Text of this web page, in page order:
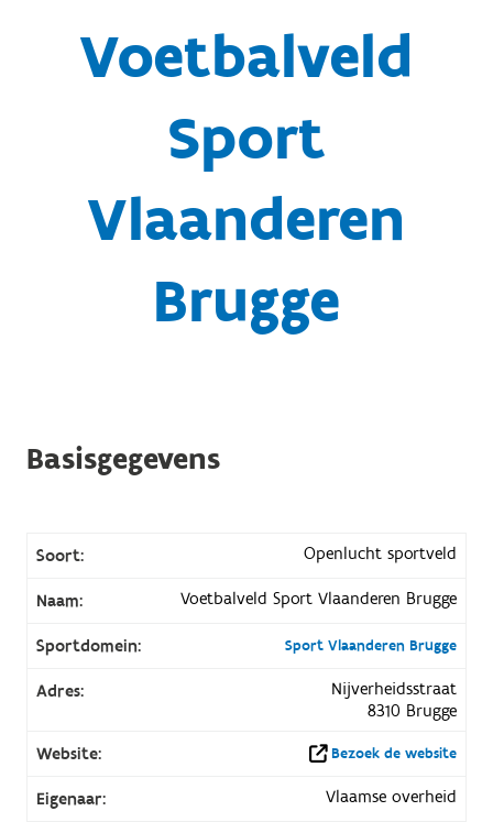
Voetbalveld
Sport
Vlaanderen
Brugge
Basisgegevens
Soort: Openlucht sportveld
Naam: Voetbalveld Sport Vlaanderen Brugge
Sportdomein: Sport Vlaanderen Brugge
Adres:
Nijverheidsstraat
8310 Brugge
Website:
Bezoek de website
Eigenaar: Vlaamse overheid